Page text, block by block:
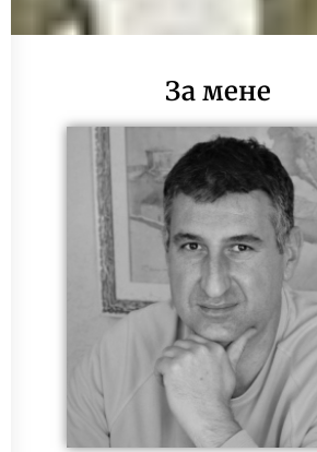
За мене